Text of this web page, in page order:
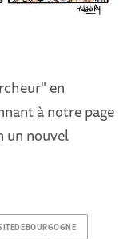
en
à notre page
un nouvel